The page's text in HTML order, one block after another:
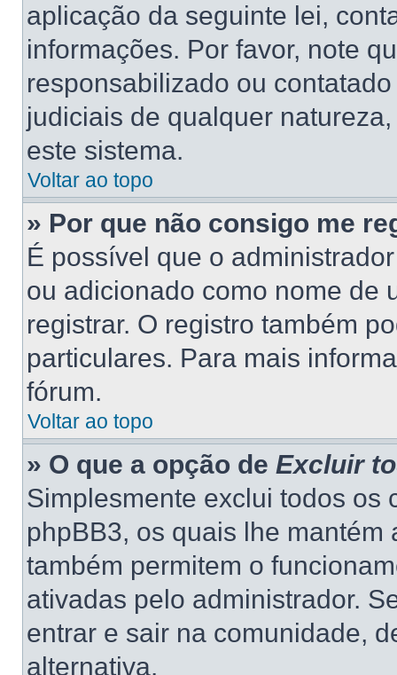
aplicação da seguinte lei,
informações. Por favor, note
responsabilizado ou
judiciais de qualquer
este sistema.
Voltar ao topo
» Por que não consigo me
É possível que o
ou adicionado como nome de
registrar. O registro também
particulares. Para mais
fórum.
Voltar ao topo
» O que a opção de Excluir
Simplesmente exclui todos os
phpBB3, os quais lhe
também permitem o
ativadas pelo administrador.
entrar e sair na comunidade,
alternativa.